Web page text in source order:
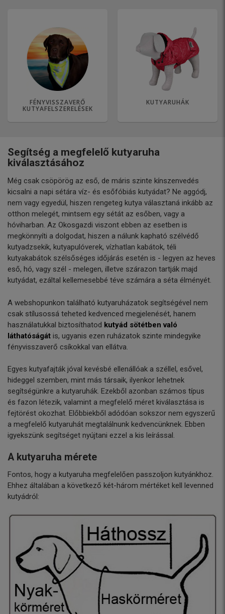
FÉNYVISSZAVERŐ
KUTYAFELSZERELÉSEK
KUTYARUHÁK
Segítség a megfelelő kutyaruha
kiválasztásához
Még csak csöpörög az eső, de máris szinte kínszenvedés
kicsalni a napi sétára víz- és esőfóbiás kutyádat? Ne aggódj,
nem vagy egyedül, hiszen rengeteg kutya választaná inkább az
otthon melegét, mintsem egy sétát az esőben, vagy a
hóviharban. Az Okosgazdi viszont ebben az esetben is
megkönnyíti a dolgodat, hiszen a nálunk kapható szélvédő
kutyadzsekik, kutyapulóverek, vízhatlan kabátok, téli
kutyakabátok szélsőséges időjárás esetén is - legyen az heves
eső, hó, vagy szél - melegen, illetve szárazon tartják majd
kutyádat, ezáltal kellemesebbé téve számára a séta élményét.
A webshopunkon található kutyaruházatok segítségével nem
csak stílusossá teheted kedvenced megjelenését, hanem
használatukkal biztosíthatod kutyád sötétben való
láthatóságát is, ugyanis ezen ruházatok szinte mindegyike
fényvisszaverő csíkokkal van ellátva.
Egyes kutyafajták jóval kevésbé ellenállóak a széllel, esővel,
hideggel szemben, mint más társaik, ilyenkor lehetnek
segítségünkre a kutyaruhák. Ezekből azonban számos típus
és fazon létezik, valamint a megfelelő méret kiválasztása is
fejtörést okozhat. Előbbiekből adódóan sokszor nem egyszerű
a megfelelő kutyaruhát megtalálnunk kedvencünknek. Ebben
igyekszünk segítséget nyújtani ezzel a kis leírással.
A kutyaruha mérete
Fontos, hogy a kutyaruha megfelelően passzoljon kutyánkhoz.
Ehhez általában a következő két-három mértéket kell levenned
kutyádról: